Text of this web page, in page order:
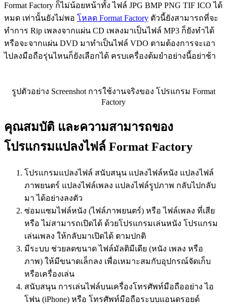
Format Factory ก็ไม่น้อยหน้าทั้ง ไฟล์ JPG BMP PNG TIF ICO ได้
หมด เท่านั้นยังไม่พอ โหลด Format Factory ตัวนี้ยังสามารถที่จะ
ทำการ Rip เพลงจากแผ่น CD เพลงมาเป็นไฟล์ MP3 ก็ยังทำได้
หรือจะจากแผ่น DVD มาทำเป็นไฟล์ VDO ตามต้องการจะเอา
ไปลงมือถือรุ่นไหนก็ยังเลือกได้ ครบเครื่องต้มยำอย่างนี้อย่าช้า
รูปตัวอย่าง Screenshot การใช้งานจริงของ โปรแกรม Format
Factory
คุณสมบัติ และความสามารถของ
โปรแกรมแปลงไฟล์ Format Factory
โปรแกรมแปลงไฟล์ สนับสนุน แปลงไฟล์หนัง แปลงไฟล์
ภาพยนตร์ แปลงไฟล์เพลง แปลงไฟล์รูปภาพ กลับไปกลับ
มา ได้อย่างลงตัว
ซ่อมแซมไฟล์หนัง (ไฟล์ภาพยนตร์) หรือ ไฟล์เพลง ที่เสีย
หรือ ไม่สามารถเปิดได้ ด้วยโปรแกรมเล่นหนัง โปรแกรม
เล่นเพลง ให้กลับมาเปิดได้ ตามปกติ
มีระบบ ช่วยลดขนาด ไฟล์มัลติมีเดีย (หนัง เพลง หรือ
ภาพ) ให้มีขนาดเล็กลง เพื่อเหมาะสมกับอุปกรณ์จัดเก็บ
หรือเครื่องเล่น
สนับสนุน การเล่นไฟล์บนเครื่องโทรศัพท์มือถืออย่าง ไอ
โฟน (iPhone) หรือ โทรศัพท์มือถือระบบแอนดรอยด์